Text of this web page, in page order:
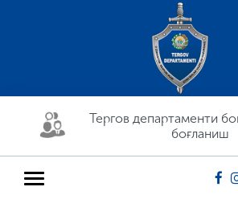
Тергов департaменти
боғланиш